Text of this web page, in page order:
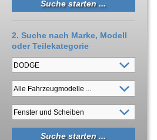
2. Suche nach Marke, Modell
oder Teilekategorie